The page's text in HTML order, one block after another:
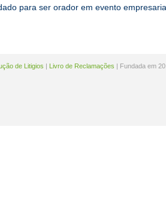
para ser orador em evento
de Litigios | Livro de Reclamações | Fundada em